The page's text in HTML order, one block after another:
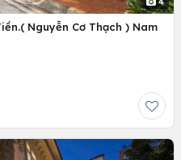
Nguyễn Cơ Thạch ) Nam